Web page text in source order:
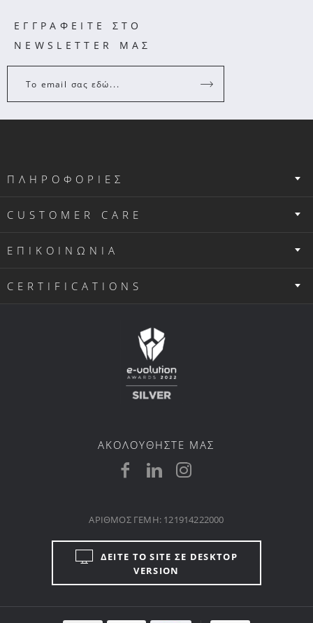
ΕΓΓΡΑΦΕΙΤΕ ΣΤΟ
NEWSLETTER ΜΑΣ
Το email σας εδώ...
ΠΛΗΡΟΦΟΡΙΕΣ
CUSTOMER CARE
ΕΠΙΚΟΙΝΩΝΙΑ
CERTIFICATIONS
ΑΚΟΛΟΥΘΗΣΤΕ ΜΑΣ
ΔΕΙΤΕ ΤΟ SITE ΣΕ DESKTOP
VERSION
ΑΡΙΘΜΟΣ ΓΕΜΗ: 121914222000